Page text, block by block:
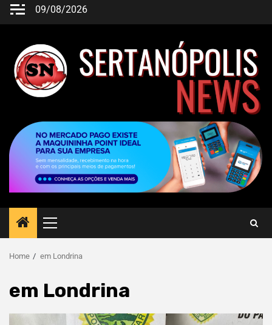
09/08/2026
Home em Londrina
em Londrina